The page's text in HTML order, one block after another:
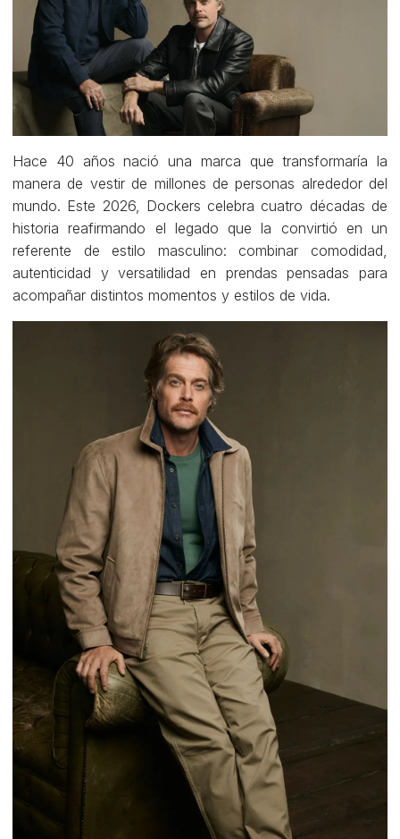
Hace 40 años nació una marca que transformaría la
manera de vestir de millones de personas alrededor del
mundo. Este 2026, Dockers celebra cuatro décadas de
historia reafirmando el legado que la convirtió en un
referente de estilo masculino: combinar comodidad,
autenticidad y versatilidad en prendas pensadas para
acompañar distintos momentos y estilos de vida.